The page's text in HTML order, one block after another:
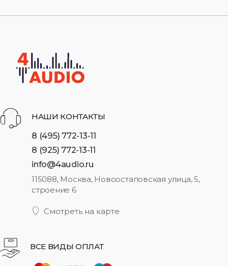
НАШИ КОНТАКТЫ
8 (495) 772-13-11
8 (925) 772-13-11
info@4audio.ru
115088, Москва, Новоостаповская улица, 5,
строение 6
Смотреть на карте
ВСЕ ВИДЫ ОПЛАТ